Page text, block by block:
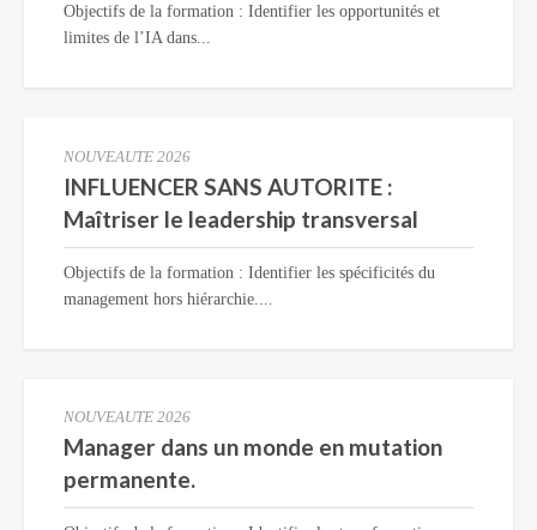
Objectifs de la formation : Identifier les opportunités et
limites de l’IA dans...
NOUVEAUTE 2026
INFLUENCER SANS AUTORITE :
Maîtriser le leadership transversal
Objectifs de la formation : Identifier les spécificités du
management hors hiérarchie....
NOUVEAUTE 2026
Manager dans un monde en mutation
permanente.